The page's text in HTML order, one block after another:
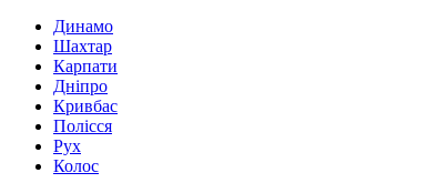
Динамо
Шахтар
Карпати
Дніпро
Кривбас
Полісся
Рух
Колос